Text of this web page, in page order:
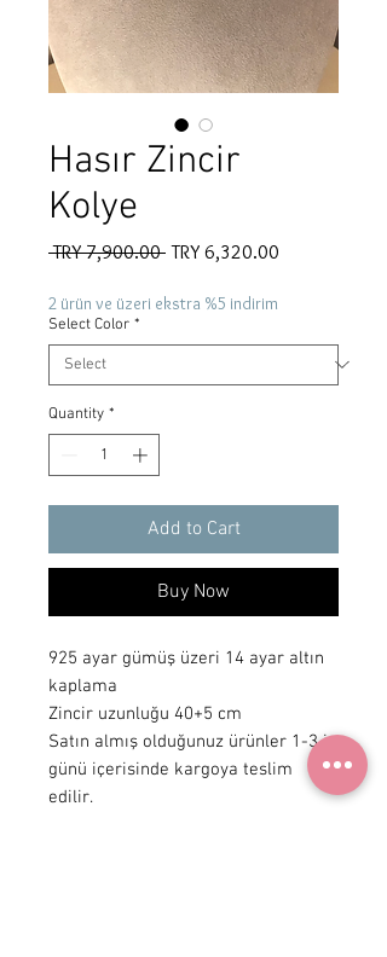
Hasır Zincir
Kolye
TRY 7,900.00 Regular
TRY 6,320.00
2 ürün ve üzeri ekstra %5 indirim
Select Color *
Quantity *
Add to Cart
Buy Now
925 ayar gümüş üzeri 14 ayar altın
kaplama
Zincir uzunluğu 40+5 cm
Satın almış olduğunuz ürünler 1-3 iş
günü içerisinde kargoya teslim
edilir.